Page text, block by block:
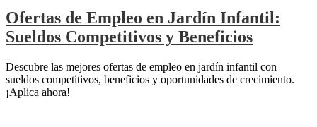
Ofertas de Empleo en Jardín Infantil:
Sueldos Competitivos y Beneficios
Descubre las mejores ofertas de empleo en jardín infantil con
sueldos competitivos, beneficios y oportunidades de crecimiento.
¡Aplica ahora!